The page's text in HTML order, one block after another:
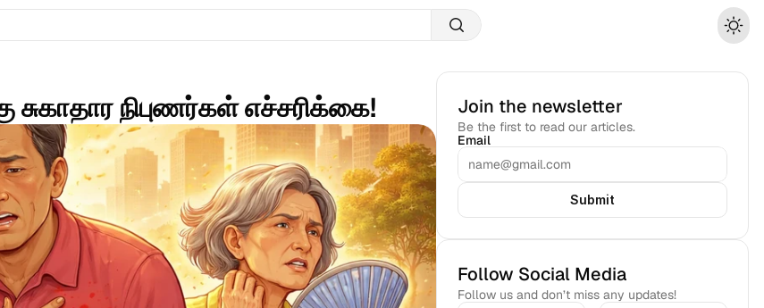
நிபுணர்கள் எச்சரிக்கை! Join the newsletter
Be the first to read our articles.
Email
Submit
Follow Social Media
Follow us and don’t miss any updates!